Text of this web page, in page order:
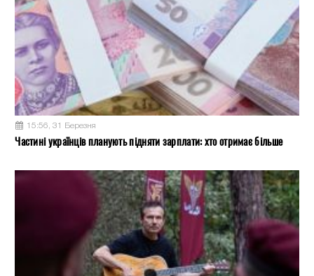
15:56, 31 Березня
Частині українців планують підняти зарплати: хто отримає більше